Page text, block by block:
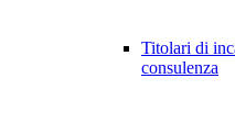
Titolari di
consulenza